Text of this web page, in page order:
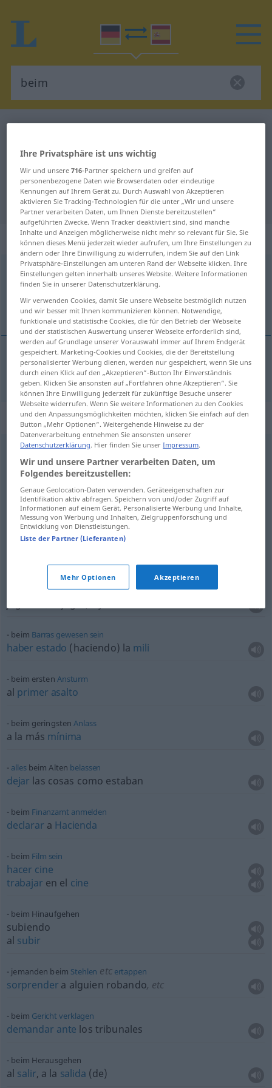
Deutsch-Spanisch Übersetzung für
"beim"
"beim" Spanisch Übersetzung
„beim“
beim [baɪm],bei dem
Übersicht aller Übersetzungen
(Für mehr Details die Übersetzung anklicken/antippen)
beim → siehe „bei“
Beispielsätze für "beim"
beim Amtsantritt
asumirelcargo
beimEssen
durante(oden) lacomida
beim Spiel/Lesen
beim Barras gewesen sein
haber estado (haciendo) la mili
beim ersten Ansturm
al primer asalto
beim geringstenAnlass
a la más mínima
allesbeim Alten belassen
dejar las cosas como estaban
beim Finanzamt anmelden
declarar a Hacienda
beim Film sein
hacer cine
trabajar en el cine
beim Hinaufgehen
subiendo
al subir
jemanden beim Stehlen etcertappen
sorprender a alguien robando, etc
beim Gericht verklagen
demandar ante los tribunales
beim Herausgehen
al salir, a la salida (de)
Ihre Privatsphäre ist uns wichtig
Wir und unsere716-Partner speichern und greifen auf
personenbezogene Daten wie Browserdaten oder eindeutige
Kennungen auf Ihrem Gerät zu. Durch Auswahl von Akzeptieren
aktivieren Sie Tracking-Technologien für die unter „Wir und unsere
Partner verarbeiten Daten, um Ihnen Dienste bereitzustellen“
aufgeführten Zwecke. Wenn Tracker deaktiviert sind, sind manche
Inhalte und Anzeigen möglicherweise nicht mehr so relevant für Sie. Sie
können dieses Menü jederzeit wieder aufrufen, um Ihre Einstellungen zu
ändern oder Ihre Einwilligung zu widerrufen, indem Sie auf den Link
Privatsphäre-Einstellungen am unteren Rand der Webseite klicken. Ihre
Einstellungen gelten innerhalb unseres Website. Weitere Informationen
finden Sie in unserer Datenschutzerklärung.
Wir verwenden Cookies, damit Sie unsere Webseite bestmöglich nutzen
und wir besser mit Ihnen kommunizieren können. Notwendige,
funktionale und statistische Cookies, die für den Betrieb der Webseite
und der statistischen Auswertung unserer Webseite erforderlich sind,
werden auf Grundlage unserer Vorauswahl immer auf Ihrem Endgerät
gespeichert. Marketing-Cookies und Cookies, die der Bereitstellung
personalisierter Werbung dienen, werden nur gespeichert, wenn Sie uns
durch einen Klick auf den „Akzeptieren“-Button Ihr Einverständnis
geben. Klicken Sie ansonsten auf „Fortfahren ohne Akzeptieren“. Sie
können Ihre Einwilligung jederzeit für zukünftige Besuche unserer
Webseite widerrufen. Wenn Sie weitere Informationen zu den Cookies
und den Anpassungsmöglichkeiten möchten, klicken Sie einfach auf den
Button „Mehr Optionen“. Weitergehende Hinweise zu der
Datenverarbeitung entnehmen Sie ansonsten unserer
Datenschutzerklärung. Hier finden Sie unserImpressum.
Wir und unsere Partner verarbeiten Daten, um
Folgendes bereitzustellen:
Genaue Geolocation-Daten verwenden. Geräteeigenschaften zur
Identifikation aktiv abfragen. Speichern von und/oder Zugriff auf
Informationen auf einem Gerät. Personalisierte Werbung und Inhalte,
Messung von Werbung und Inhalten, Zielgruppenforschung und
Entwicklung von Dienstleistungen.
Liste der Partner (Lieferanten)
Mehr Optionen Akzeptieren